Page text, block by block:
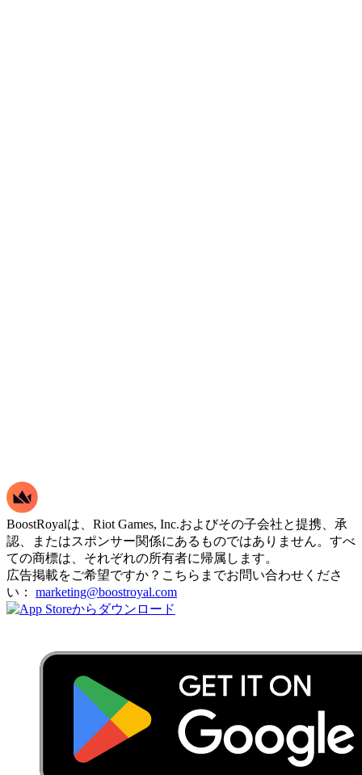
BoostRoyalは、Riot Games, Inc.およびその子会社と提携、承
認、またはスポンサー関係にあるものではありません。すべ
ての商標は、それぞれの所有者に帰属します。
広告掲載をご希望ですか？こちらまでお問い合わせくださ
い： marketing@boostroyal.com